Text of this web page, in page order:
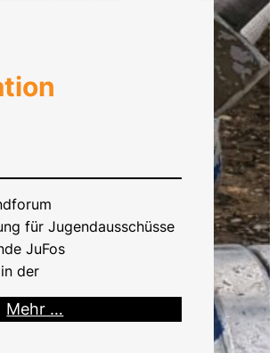
für Jugendausschüsse
JuFos
der
Mehr …